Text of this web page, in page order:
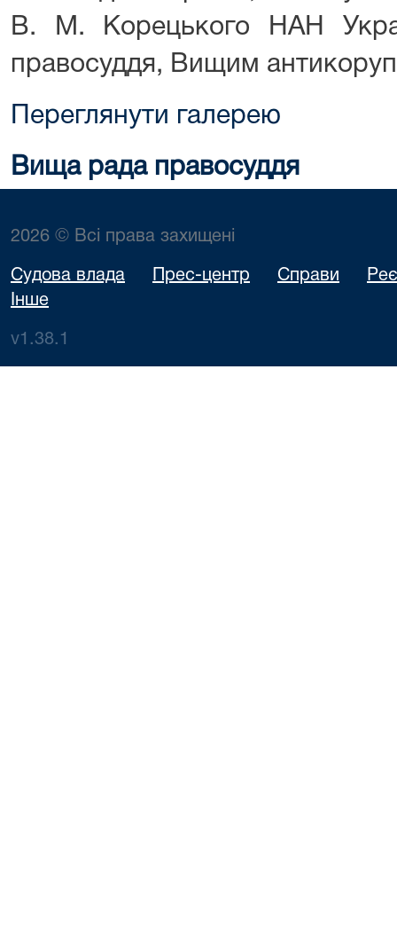
В. М. Корецького НАН
правосуддя, Вищим
Переглянути галерею
Вища рада правосуддя
2026 © Всі права захищені
Судова влада Прес-центр Справи
Інше
v1.38.1